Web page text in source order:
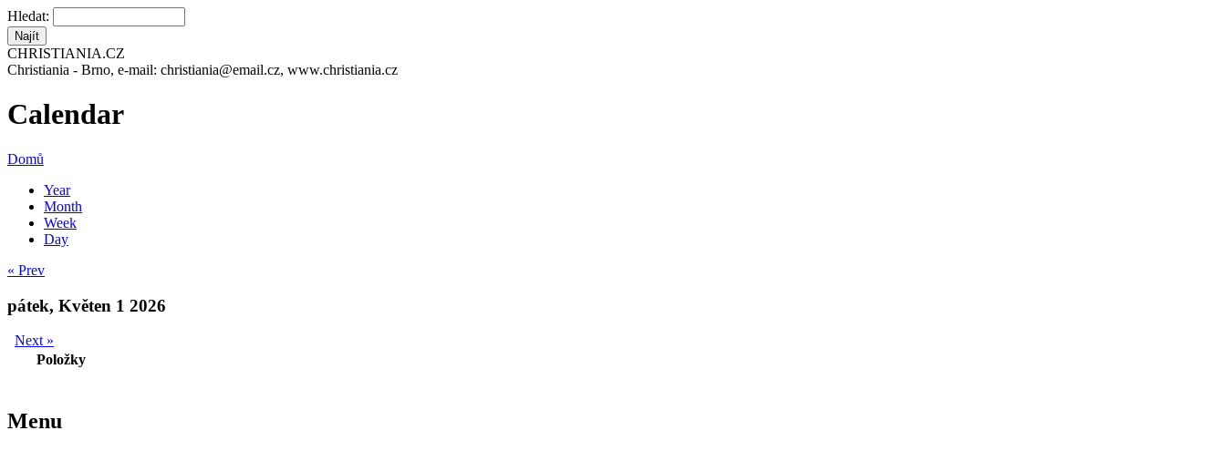
Hledat:
CHRISTIANIA.CZ
Christiania - Brno, e-mail: christiania@email.cz, www.christiania.cz
Calendar
Domů
Year
Month
Week
Day
« Prev
pátek, Květen 1 2026
Next »
Položky
Menu